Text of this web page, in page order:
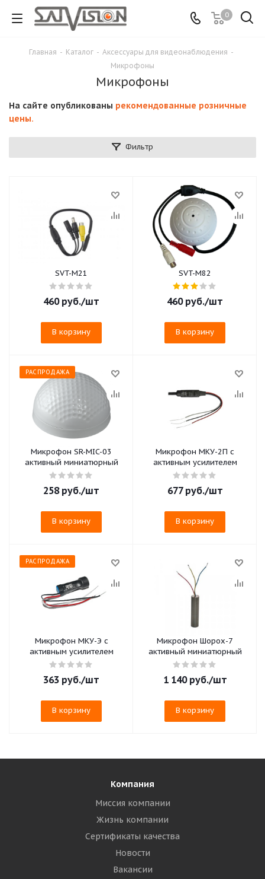
0
Главная - Каталог - Аксессуары для видеонаблюдения -
Микрофоны
Микрофоны
На сайте опубликованы рекомендованные розничные
цены.
Фильтр
SVT-M21
460руб./шт
В корзину
SVT-M82
460руб./шт
В корзину
РАСПРОДАЖА
Микрофон SR-MIC-03
активный миниатюрный
258руб./шт
В корзину
Микрофон МКУ-2П с
активным усилителем
677руб./шт
В корзину
РАСПРОДАЖА
Микрофон МКУ-Э с
активным усилителем
363 руб./шт
В корзину
Микрофон Шорох-7
активный миниатюрный
1 140руб./шт
В корзину
Компания
Миссия компании
Жизнь компании
Сертификаты качества
Новости
Вакансии